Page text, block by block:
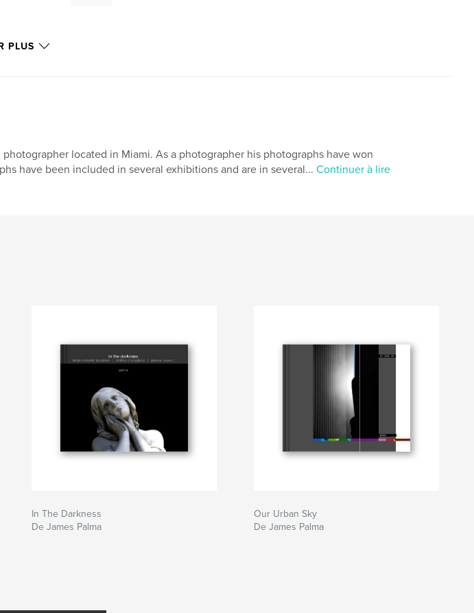
PLUS
photographer located in Miami. As a photographer his photographs have won
have been included in several exhibitions and are in several... Continuer à lire
In The Darkness
De James Palma
Our Urban Sky
De James Palma